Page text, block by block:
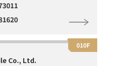
010F
Co., Ltd.